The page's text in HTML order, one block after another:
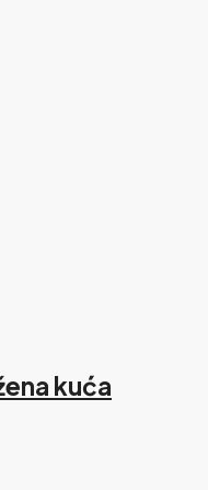
kuća